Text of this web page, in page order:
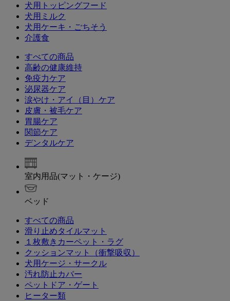
犬用トッピングフード
犬用ミルク
犬用ケーキ・ごちそう
介護食
すべての商品
高齢の健康維持
免疫力ケア
泌尿器ケア
涙やけ・アイ（目）ケア
皮膚・被毛ケア
胃腸ケア
関節ケア
デンタルケア
室内用品(マット・ケージ)
ベッド
すべての商品
滑り止めタイルマット
１枚敷きカーペット・ラグ
クッションマット（衝撃吸収）
犬用ケージ・サークル
汚れ防止カバー
ペットドア・ゲート
ヒーター類